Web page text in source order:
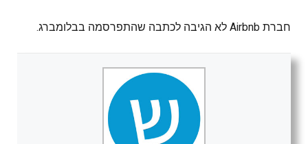
חברת Airbnb לא הגיבה לכתבה שהתפרסמה בבלומברג.